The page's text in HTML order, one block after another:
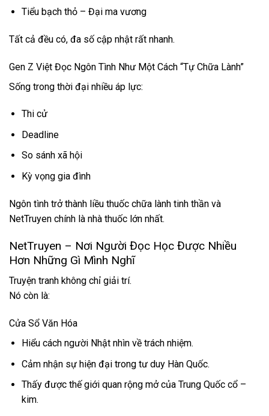
Tiểu bạch thỏ – Đại ma vương
Tất cả đều có, đa số cập nhật rất nhanh.
Gen Z Việt Đọc Ngôn Tình Như Một Cách “Tự Chữa Lành”
Sống trong thời đại nhiều áp lực:
Thi cử
Deadline
So sánh xã hội
Kỳ vọng gia đình
Ngôn tình trở thành liều thuốc chữa lành tinh thần và
NetTruyen chính là nhà thuốc lớn nhất.
NetTruyen – Nơi Người Đọc Học Được Nhiều
Hơn Những Gì Mình Nghĩ
Truyện tranh không chỉ giải trí.
Nó còn là:
Cửa Sổ Văn Hóa
Hiểu cách người Nhật nhìn về trách nhiệm.
Cảm nhận sự hiện đại trong tư duy Hàn Quốc.
Thấy được thế giới quan rộng mở của Trung Quốc cổ –
kim.